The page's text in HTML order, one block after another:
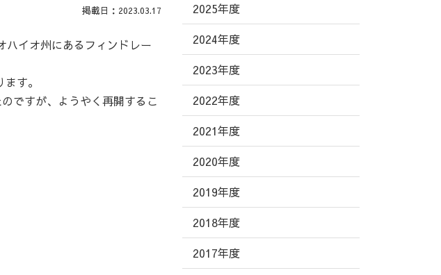
掲載日：2023.03.17
ハイオ州にあるフィンドレー
す。
ですが、ようやく再開するこ
2025年度
2024年度
2023年度
2022年度
2021年度
2020年度
2019年度
2018年度
2017年度